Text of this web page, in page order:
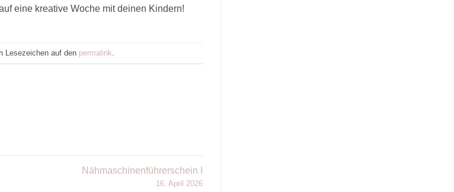
eine kreative Woche mit deinen Kindern!
Lesezeichen auf den permalink
Nähmaschinenführerschein I
16. April 2026